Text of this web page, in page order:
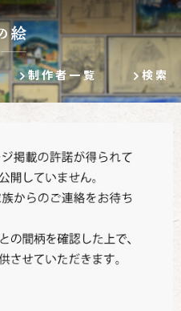
制作者一覧 検索